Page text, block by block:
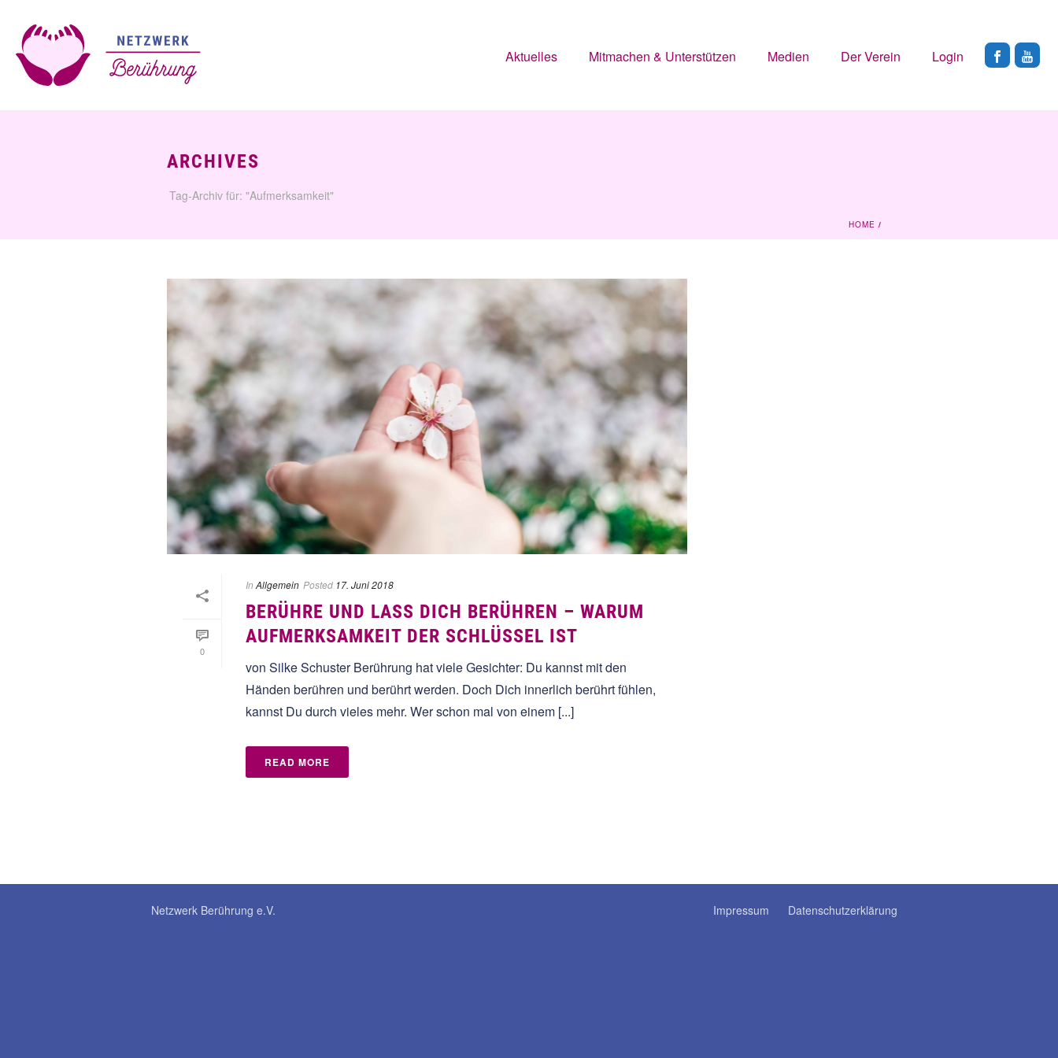
Aktuelles Mitmachen & Unterstützen Medien Der Verein Login
ARCHIVES
Tag-Archiv für: "Aufmerksamkeit"
HOME /
0
In Allgemein Posted 17. Juni 2018
BERÜHRE UND LASS DICH BERÜHREN – WARUM
AUFMERKSAMKEIT DER SCHLÜSSEL IST
von Silke Schuster Berührung hat viele Gesichter: Du kannst mit den
Händen berühren und berührt werden. Doch Dich innerlich berührt fühlen,
kannst Du durch vieles mehr. Wer schon mal von einem [...]
READ MORE
Netzwerk Berührung e.V. Impressum Datenschutzerklärung